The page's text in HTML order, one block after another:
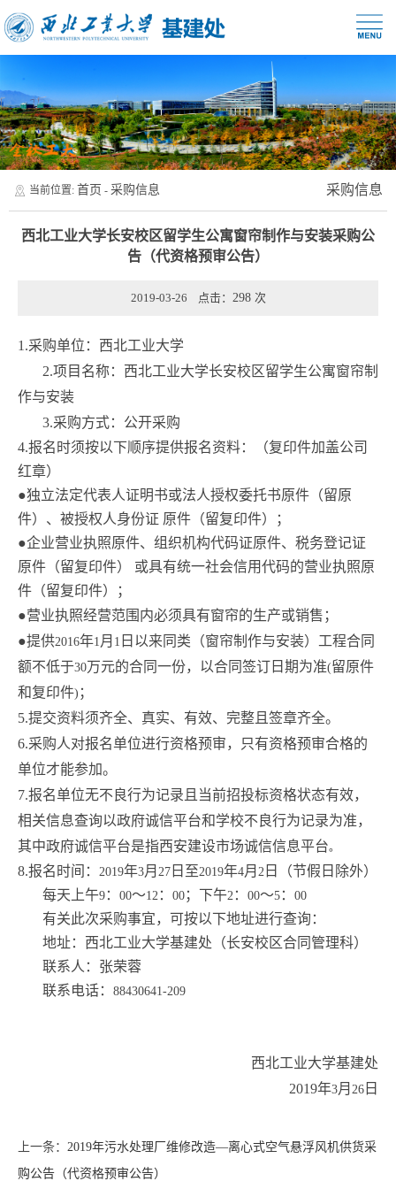
当前位置: 首页 - 采购信息 采购信息
西北工业大学长安校区留学生公寓窗帘制作与安装采购公
告（代资格预审公告）
2019-03-26 点击： 298 次
1.采购单位：西北工业大学
2.项目名称：西北工业大学长安校区留学生公寓窗帘制
作与安装
3.采购方式：公开采购
4.报名时须按以下顺序提供报名资料：（复印件加盖公司
红章）
●独立法定代表人证明书或法人授权委托书原件（留原
件）、被授权人身份证 原件（留复印件）；
●企业营业执照原件、组织机构代码证原件、税务登记证
原件（留复印件） 或具有统一社会信用代码的营业执照原
件（留复印件）；
●营业执照经营范围内必须具有窗帘的生产或销售；
●提供2016年1 月 1 日以来同类（窗帘制作与安装）工程合同
额不低于30万元的合同一份，以合同签订日期为准(留原件
和复印件) ；
5.提交资料须齐全、真实、有效、完整且签章齐全。
6.采购人对报名单位进行资格预审，只有资格预审合格的
单位才能参加。
7.报名单位无不良行为记录且当前招投标资格状态有效，
相关信息查询以政府诚信平台和学校不良行为记录为准，
其中政府诚信平台是指西安建设市场诚信信息平台。
8.报名时间： 2019年3月 27 日至2019年4月 2 日（节假日除外）
每天上午9 ： 00～12 ： 00 ；下午2 ： 00～5 ： 00
有关此次采购事宜，可按以下地址进行查询：
地址：西北工业大学基建处（长安校区合同管理科）
联系人：张荣蓉
联系电话： 88430641-209
西北工业大学基建处
2019年3月 26 日
上一条： 2019年污水处理厂维修改造—离心式空气悬浮风机供货采
购公告（代资格预审公告）